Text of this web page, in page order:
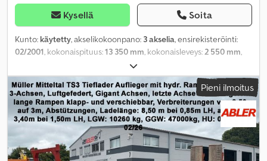
Kysellä Soita
Kunto: käytetty, akselikokoonpano: 3 akselia, ensirekisteröinti:
02/2001, kokonaispituus:13 350 mm, kokonaisleveys:2 550 mm,
245/70R17.5
Valmistusvuosi:2001,
Pieni ilmoitus